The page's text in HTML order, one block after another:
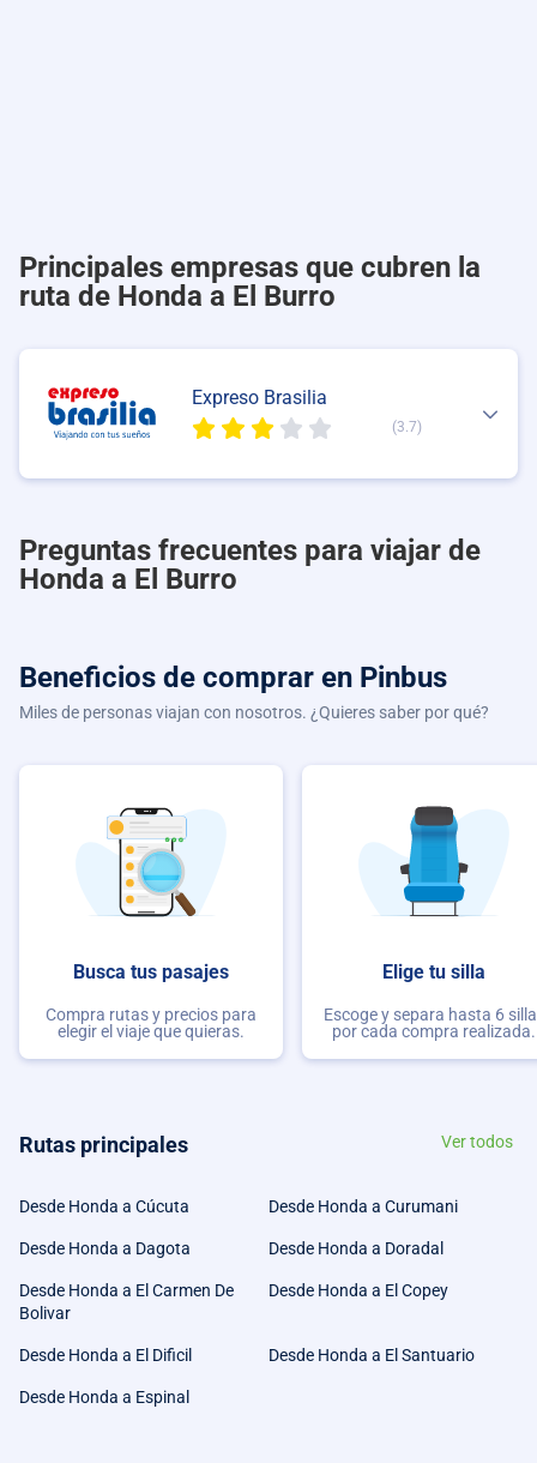
Principales empresas que cubren la
ruta de Honda a El Burro
Expreso Brasilia
(3.7)
Preguntas frecuentes para viajar de
Honda a El Burro
Beneficios de comprar en Pinbus
Miles de personas viajan con nosotros. ¿Quieres saber por qué?
Busca tus pasajes
Compra rutas y precios para
elegir el viaje que quieras.
Elige tu silla
Escoge y separa hasta 6
por cada compra realizada.
Rutas principales Ver todos
Desde Honda a Cúcuta Desde Honda a Curumani
Desde Honda a Dagota Desde Honda a Doradal
Desde Honda a El Carmen De
Bolivar
Desde Honda a El Copey
Desde Honda a El Dificil Desde Honda a El Santuario
Desde Honda a Espinal